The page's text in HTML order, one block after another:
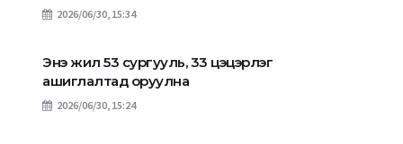
2026/06/30, 15:34
Энэ жил 53 сургууль, 33 цэцэрлэг
ашиглалтад оруулна
2026/06/30, 15:24